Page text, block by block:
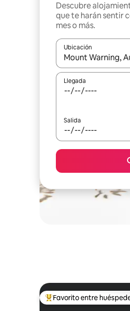
Descubre
que te harán sentir
mes o más.
Ubicación
Cuando los
Llegada
Salida
De los mejores en
Favorito entre